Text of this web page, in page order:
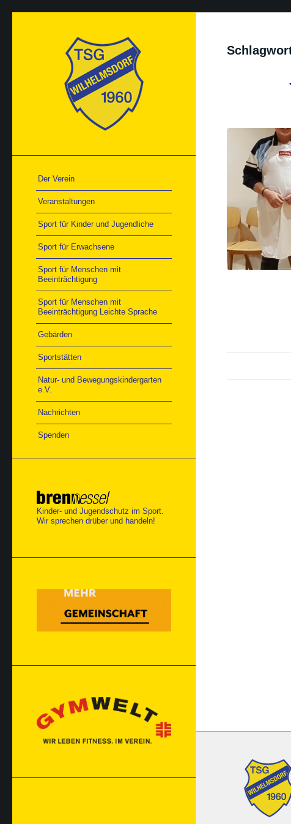
Der Verein
Veranstaltungen
Sport für Kinder und Jugendliche
Sport für Erwachsene
Sport für Menschen mit
Beeinträchtigung
Sport für Menschen mit
Beeinträchtigung Leichte Sprache
Gebärden
Sportstätten
Natur- und Bewegungskindergarten
e.V.
Nachrichten
Spenden
Kinder- und Jugendschutz im Sport.
Wir sprechen drüber und handeln!